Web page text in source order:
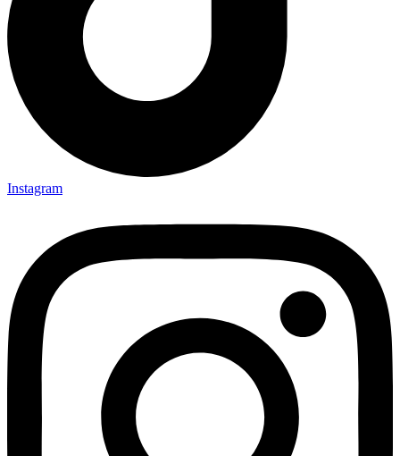
Instagram